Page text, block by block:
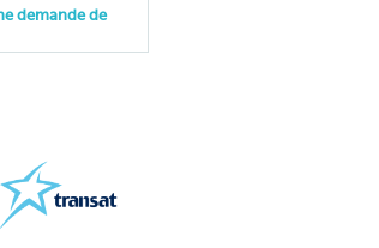
demande de